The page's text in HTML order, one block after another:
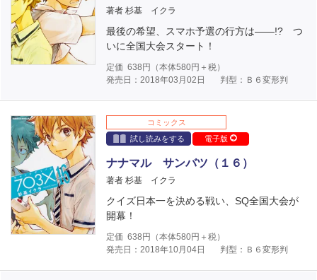
著者 杉基 イクラ
最後の希望、スマホ予選の行方は――!? つ
いに全国大会スタート！
定価 638 円（本体580円＋税）
発売日：2018年03月02日
判型：Ｂ６変形判
コミックス
試し読みをする
電子版
ナナマル サンバツ（１６）
著者 杉基 イクラ
クイズ日本一を決める戦い、SQ全国大会が
開幕！
定価 638 円（本体580円＋税）
発売日：2018年10月04日
判型：Ｂ６変形判